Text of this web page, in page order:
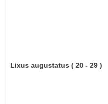
Lixus augustatus ( 20 - 29 )